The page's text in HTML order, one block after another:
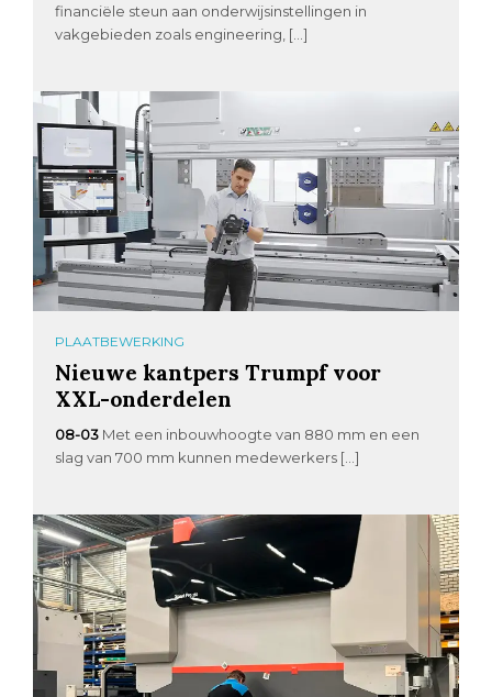
financiële steun aan onderwijsinstellingen in
vakgebieden zoals engineering, […]
PLAATBEWERKING
Nieuwe kantpers Trumpf voor
XXL-onderdelen
08-03 Met een inbouwhoogte van 880 mm en een
slag van 700 mm kunnen medewerkers […]